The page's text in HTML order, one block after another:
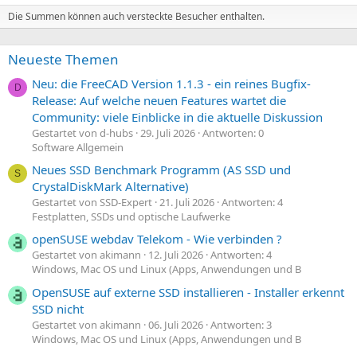
Die Summen können auch versteckte Besucher enthalten.
Neueste Themen
D
Neu: die FreeCAD Version 1.1.3 - ein reines Bugfix-
Release: Auf welche neuen Features wartet die
Community: viele Einblicke in die aktuelle Diskussion
Gestartet von d-hubs 29. Juli 2026 Antworten: 0
Software Allgemein
S
Neues SSD Benchmark Programm (AS SSD und
CrystalDiskMark Alternative)
Gestartet von SSD-Expert 21. Juli 2026 Antworten: 4
Festplatten, SSDs und optische Laufwerke
openSUSE webdav Telekom - Wie verbinden ?
Gestartet von akimann 12. Juli 2026 Antworten: 4
Windows, Mac OS und Linux (Apps, Anwendungen und B
OpenSUSE auf externe SSD installieren - Installer erkennt
SSD nicht
Gestartet von akimann 06. Juli 2026 Antworten: 3
Windows, Mac OS und Linux (Apps, Anwendungen und B